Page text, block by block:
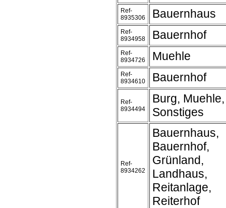
Ref-
8935306
Bauernhaus
Ref-
8934958
Bauernhof
Ref-
8934726
Muehle
Ref-
8934610
Bauernhof
Ref-
8934494
Burg, Muehle,
Sonstiges
Ref-
8934262
Bauernhaus,
Bauernhof,
Grünland,
Landhaus,
Reitanlage,
Reiterhof